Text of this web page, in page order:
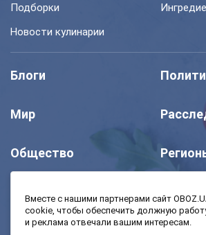
Подборки
Новости кулинарии
Блоги
Мир
Общество
Моя школа Авто
Вместе с нашими партнерами сайт
cookie, чтобы обеспечить должную
и реклама отвечали вашим интересам.